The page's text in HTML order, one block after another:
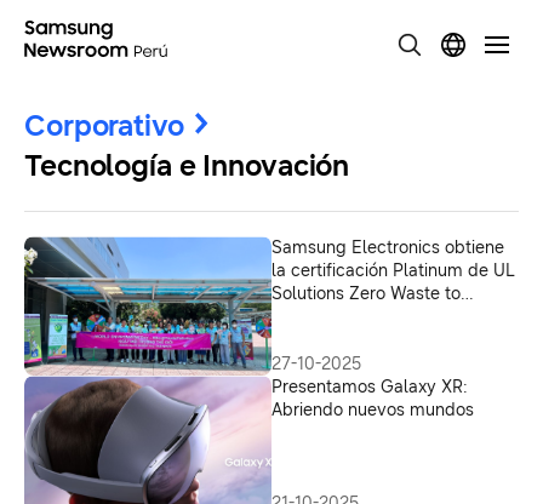
Corporativo
Tecnología e Innovación
Samsung Electronics obtiene
la certificación Platinum de UL
Solutions Zero Waste to
27-10-2025
Presentamos Galaxy XR:
Abriendo nuevos mundos